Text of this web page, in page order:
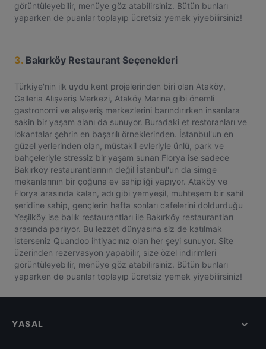
görüntüleyebilir, menüye göz atabilirsiniz. Bütün bunları
yaparken de puanlar toplayıp ücretsiz yemek yiyebilirsiniz!
3. Bakırköy Restaurant Seçenekleri
Türkiye'nin ilk uydu kent projelerinden biri olan Ataköy,
Galleria Alışveriş Merkezi, Ataköy Marina gibi önemli
gastronomi ve alışveriş merkezlerini barındırırken insanlara
sakin bir yaşam alanı da sunuyor. Buradaki et restoranları ve
lokantalar şehrin en başarılı örneklerinden. İstanbul'un en
güzel yerlerinden olan, müstakil evleriyle ünlü, park ve
bahçeleriyle stressiz bir yaşam sunan Florya ise sadece
Bakırköy restaurantlarının değil İstanbul'un da simge
mekanlarının bir çoğuna ev sahipliği yapıyor. Ataköy ve
Florya arasında kalan, adı gibi yemyeşil, muhteşem bir sahil
şeridine sahip, gençlerin hafta sonları cafelerini doldurduğu
Yeşilköy ise balık restaurantları ile Bakırköy restaurantları
arasında parlıyor. Bu lezzet dünyasına siz de katılmak
isterseniz Quandoo ihtiyacınız olan her şeyi sunuyor. Site
üzerinden rezervasyon yapabilir, size özel indirimleri
görüntüleyebilir, menüye göz atabilirsiniz. Bütün bunları
yaparken de puanlar toplayıp ücretsiz yemek yiyebilirsiniz!
YASAL